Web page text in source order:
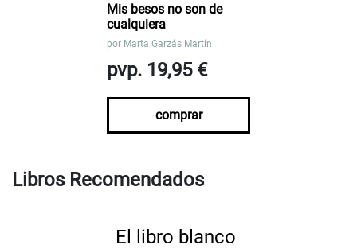
Mis besos no son de
cualquiera
por Marta Garzás Martín
pvp. 19,95 €
comprar
Libros Recomendados
El libro blanco